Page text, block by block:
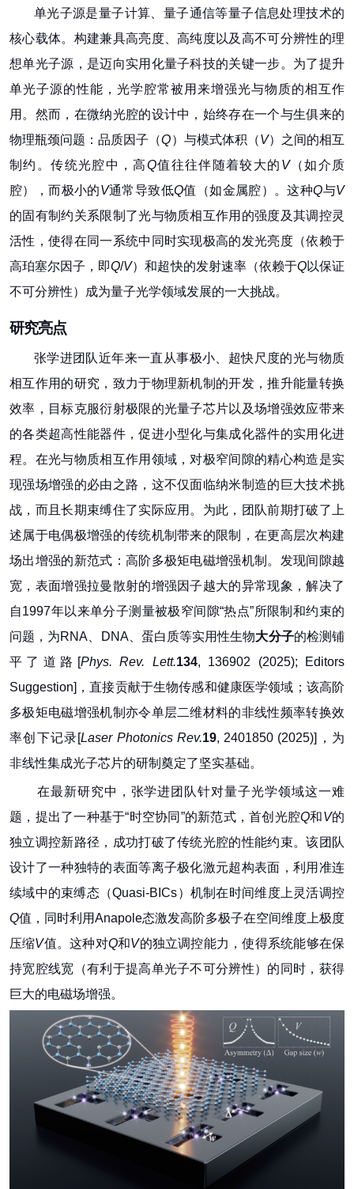
单光子源是量子计算、量子通信等量子信息处理技术的
核心载体。构建兼具高亮度、高纯度以及高不可分辨性的理
想单光子源，是迈向实用化量子科技的关键一步。为了提升
单光子源的性能，光学腔常被用来增强光与物质的相互作
用。然而，在微纳光腔的设计中，始终存在一个与生俱来的
物理瓶颈问题：品质因子（Q）与模式体积（V）之间的相互
制约。传统光腔中，高Q值往往伴随着较大的 V（如介质
腔），而极小的V通常导致低Q值（如金属腔）。这种Q与V
的固有制约关系限制了光与物质相互作用的强度及其调控灵
活性，使得在同一系统中同时实现极高的发光亮度（依赖于
高珀塞尔因子 ，即Q/V）和超快的发射速率（依赖于Q以保证
不可分辨性）成为量子光学领域发展的一大挑战。
研究亮点
张学进团队近年来一直从事极小、超快尺度的光与物质
相互作用的研究，致力于物理新机制的开发，推升能量转换
效率，目标克服衍射极限的光量子芯片以及场增强效应带来
的各类超高性能器件，促进小型化与集成化器件的实用化进
程。在光与物质相互作用领域，对极窄间隙的精心构造是实
现强场增强的必由之路，这不仅面临纳米制造的巨大技术挑
战，而且长期束缚住了实际应用。为此，团队前期打破了上
述属于电偶极增强的传统机制带来的限制，在更高层次构建
场出增强的新范式：高阶多极矩电磁增强机制。发现间隙越
宽，表面增强拉曼散射的增强因子越大的异常现象，解决了
自1997年以来单分子测量被极窄间隙“热点”所限制和约束的
问题，为RNA、DNA、蛋白质等实用性生物大分子的检测铺
平了道路[Phys. Rev. Lett.134, 136902 (2025); Editors
Suggestion]，直接贡献于生物传感和健康医学领域；该高阶
多极矩电磁增强机制亦令单层二维材料的非线性频率转换效
率创下记录[Laser Photonics Rev.19, 2401850 (2025)]，为
非线性集成光子芯片的研制奠定了坚实基础。
在最新研究中，张学进团队针对量子光学领域这一难
题，提出了一种基于“时空协同”的新范式，首创光腔Q和V的
独立调控新路径，成功打破了传统光腔的性能约束。该团队
设计了一种独特的表面等离子极化激元超构表面，利用准连
续域中的束缚态（Quasi-BICs）机制在时间维度上灵活调控
Q值，同时利用Anapole态激发高阶多极子在空间维度上极度
压缩V值。这种对Q和V的独立调控能力，使得系统能够在保
持宽腔线宽（有利于提高单光子不可分辨性）的同时，获得
巨大的电磁场增强。